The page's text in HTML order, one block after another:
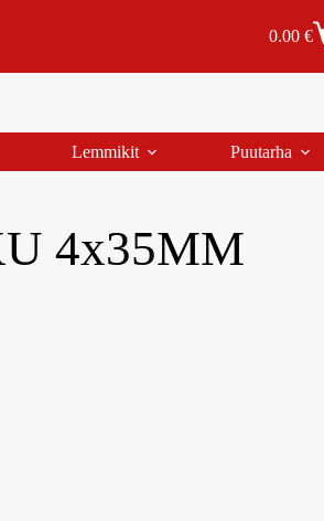
Tilauksen peruutus
0.00 €
Lemmikit Puutarha
4x35MM